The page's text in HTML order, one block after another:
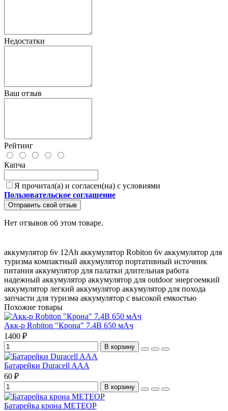
Недостатки
Ваш отзыв
Рейтинг
Капча
Я прочитал(а) и согласен(на) с условиями
Пользовательское соглашение
Отправить свой отзыв
Нет отзывов об этом товаре.
аккумулятор 6v 12Ah аккумулятор Robiton 6v аккумулятор для
туризма компактный аккумулятор портативный источник
питания аккумулятор для палатки длительная работа
надежный аккумулятор аккумулятор для outdoor энергоемкий
аккумулятор легкий аккумулятор аккумулятор для похода
запчасти для туризма аккумулятор с высокой емкостью
Похожие товары
Акк-р Robiton "Крона" 7.4В 650 мАч
1400 ₽
В корзину
Батарейки Duracell AAA
60 ₽
В корзину
Батарейка крона МЕТЕОР